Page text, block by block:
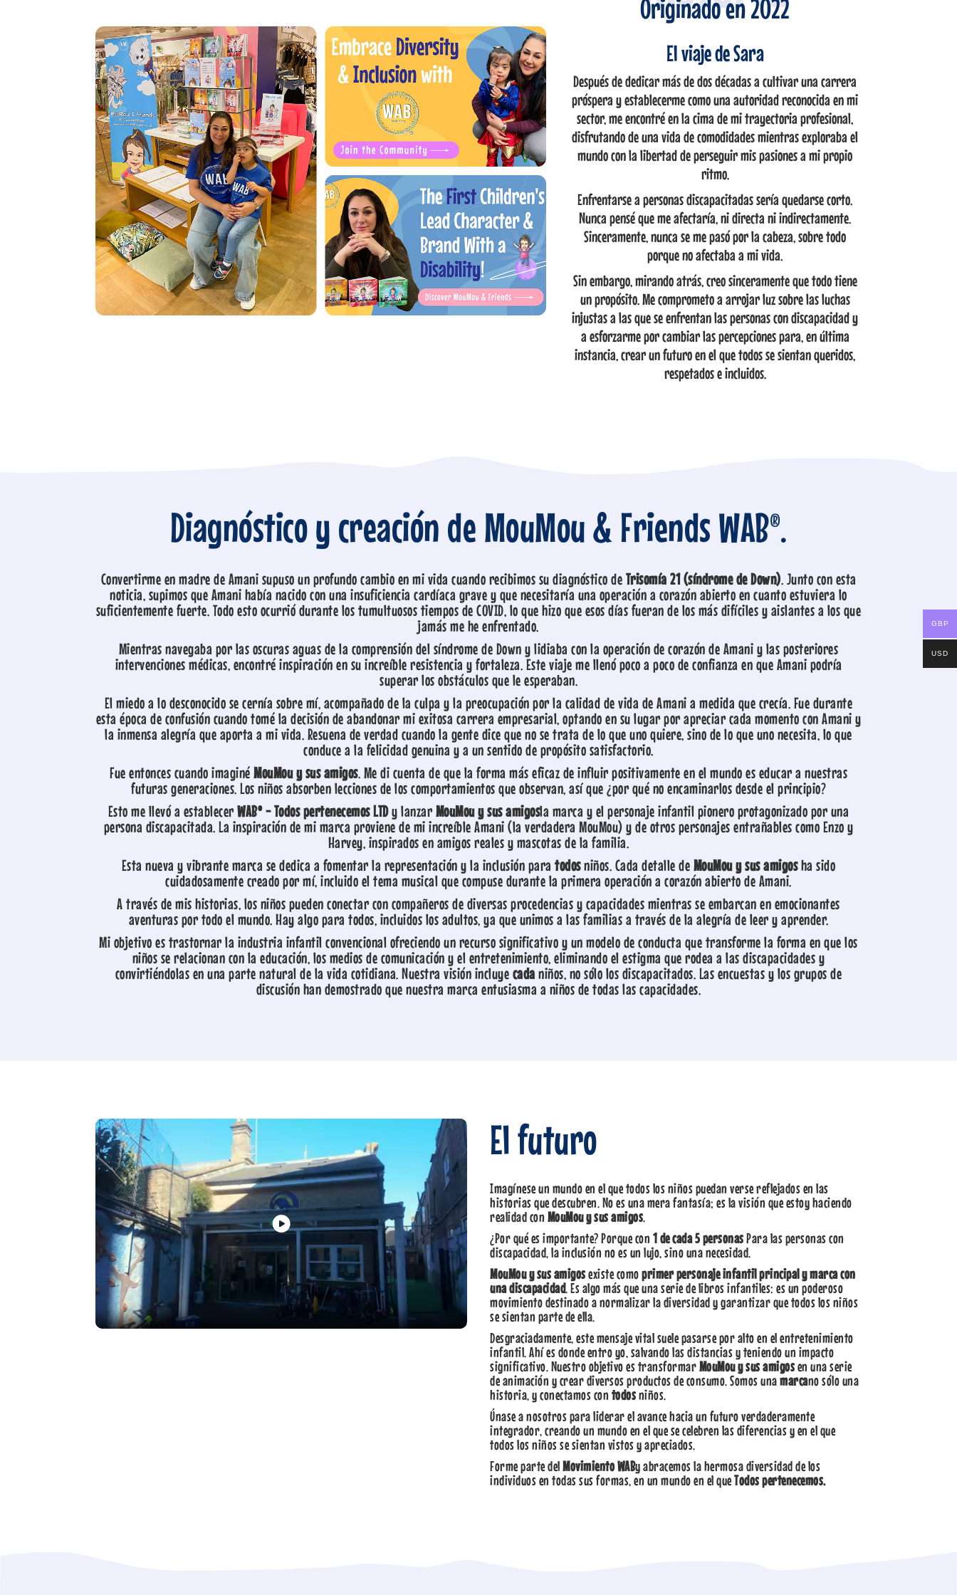
Originado en 2022
El viaje de Sara
Después de dedicar más de dos décadas a cultivar una carrera
próspera y establecerme como una autoridad reconocida en mi
sector, me encontré en la cima de mi trayectoria profesional,
disfrutando de una vida de comodidades mientras exploraba el
mundo con la libertad de perseguir mis pasiones a mi propio
ritmo.
Enfrentarse a personas discapacitadas sería quedarse corto.
Nunca pensé que me afectaría, ni directa ni indirectamente.
Sinceramente, nunca se me pasó por la cabeza, sobre todo
porque no afectaba a mi vida.
Sin embargo, mirando atrás, creo sinceramente que todo tiene
un propósito. Me comprometo a arrojar luz sobre las luchas
injustas a las que se enfrentan las personas con discapacidad y
a esforzarme por cambiar las percepciones para, en última
instancia, crear un futuro en el que todos se sientan queridos,
respetados e incluidos.
Diagnóstico y creación de MouMou & Friends WAB®.
Convertirme en madre de Amani supuso un profundo cambio en mi vida cuando recibimos su diagnóstico deTrisomía 21 (síndrome de Down). Junto con esta
noticia, supimos que Amani había nacido con una insuficiencia cardíaca grave y que necesitaría una operación a corazón abierto en cuanto estuviera lo
suficientemente fuerte. Todo esto ocurrió durante los tumultuosos tiempos de COVID, lo que hizo que esos días fueran de los más difíciles y aislantes a los que
jamás me he enfrentado.
Mientras navegaba por las oscuras aguas de la comprensión del síndrome de Down y lidiaba con la operación de corazón de Amani y las posteriores
intervenciones médicas, encontré inspiración en su increíble resistencia y fortaleza. Este viaje me llenó poco a poco de confianza en que Amani podría
superar los obstáculos que le esperaban.
El miedo a lo desconocido se cernía sobre mí, acompañado de la culpa y la preocupación por la calidad de vida de Amani a medida que crecía. Fue durante
esta época de confusión cuando tomé la decisión de abandonar mi exitosa carrera empresarial, optando en su lugar por apreciar cada momento con Amani y
la inmensa alegría que aporta a mi vida. Resuena de verdad cuando la gente dice que no se trata de lo que uno quiere, sino de lo que uno necesita, lo que
conduce a la felicidad genuina y a un sentido de propósito satisfactorio.
Fue entonces cuando imaginéMouMou y sus amigos. Me di cuenta de que la forma más eficaz de influir positivamente en el mundo es educar a nuestras
futuras generaciones. Los niños absorben lecciones de los comportamientos que observan, así que ¿por qué no encaminarlos desde el principio?
Esto me llevó a establecerWAB® - Todos pertenecemos LTDy lanzarMouMou y sus amigosla marca y el personaje infantil pionero protagonizado por una
persona discapacitada. La inspiración de mi marca proviene de mi increíble Amani (la verdadera MouMou) y de otros personajes entrañables como Enzo y
Harvey, inspirados en amigos reales y mascotas de la familia.
Esta nueva y vibrante marca se dedica a fomentar la representación y la inclusión paratodosniños. Cada detalle deMouMou y sus amigosha sido
cuidadosamente creado por mí, incluido el tema musical que compuse durante la primera operación a corazón abierto de Amani.
A través de mis historias, los niños pueden conectar con compañeros de diversas procedencias y capacidades mientras se embarcan en emocionantes
aventuras por todo el mundo. Hay algo para todos, incluidos los adultos, ya que unimos a las familias a través de la alegría de leer y aprender.
Mi objetivo es trastornar la industria infantil convencional ofreciendo un recurso significativo y un modelo de conducta que transforme la forma en que los
niños se relacionan con la educación, los medios de comunicación y el entretenimiento, eliminando el estigma que rodea a las discapacidades y
convirtiéndolas en una parte natural de la vida cotidiana. Nuestra visión incluyecadaniños, no sólo los discapacitados. Las encuestas y los grupos de
discusión han demostrado que nuestra marca entusiasma a niños de todas las capacidades.
El futuro
Imagínese un mundo en el que todos los niños puedan verse reflejados en las
historias que descubren. No es una mera fantasía; es la visión que estoy haciendo
realidad conMouMou y sus amigos.
¿Por qué es importante? Porque con1 de cada 5 personasPara las personas con
discapacidad, la inclusión no es un lujo, sino una necesidad.
MouMou y sus amigosexiste comoprimer personaje infantil principal y marca con
una discapacidad. Es algo más que una serie de libros infantiles: es un poderoso
movimiento destinado a normalizar la diversidad y garantizar que todos los niños
se sientan parte de ella.
Desgraciadamente, este mensaje vital suele pasarse por alto en el entretenimiento
infantil. Ahí es donde entro yo, salvando las distancias y teniendo un impacto
significativo. Nuestro objetivo es transformarMouMou y sus amigosen una serie
de animación y crear diversos productos de consumo. Somos unamarcano sólo una
historia, y conectamos contodosniños.
Únase a nosotros para liderar el avance hacia un futuro verdaderamente
integrador, creando un mundo en el que se celebren las diferencias y en el que
todos los niños se sientan vistos y apreciados.
Forme parte delMovimiento WABy abracemos la hermosa diversidad de los
individuos en todas sus formas, en un mundo en el queTodos pertenecemos.
GBP
USD